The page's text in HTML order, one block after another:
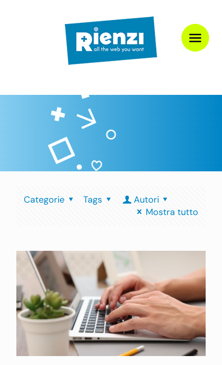
Categorie Tags
Autori
Mostra tutto